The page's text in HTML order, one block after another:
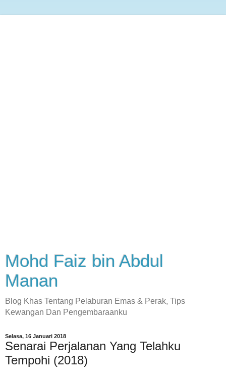
Mohd Faiz bin Abdul
Manan
Blog Khas Tentang Pelaburan Emas & Perak, Tips
Kewangan Dan Pengembaraanku
Selasa, 16 Januari 2018
Senarai Perjalanan Yang Telahku
Tempohi (2018)